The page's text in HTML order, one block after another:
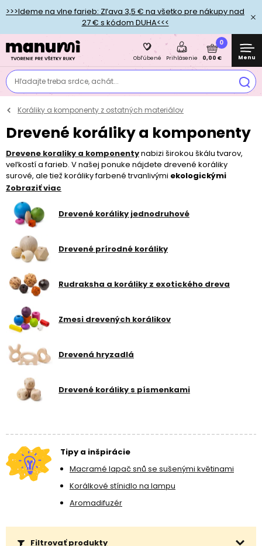
>>>Ideme na vlne farieb: Zľava 3,5 € na všetko pre nákupy nad
27 € s kódom DUHA<<<
Hľadajte treba srdce, achát...
Obľúbené Prihlásenie
0
0,00 € Menu
Koráliky a komponenty z ostatných materiálov
Drevené koráliky a komponenty
Drevene koraliky a komponentynabizi širokou škálu tvarov,
veľkostí a farieb. V našej ponuke nájdete drevené koráliky
surové, ale tiež koráliky farbené trvanlivými ekologickými
farbami. Farebné koráliky sú navyše lakované, aby farba
šperkov, využijete ich pri pedigu aj drôtovaní . Sú vhodné aj pre
deti, ktoré ich vďaka väčším dierkam budú ľahko navliekať na
vlasecči
korálikov oceníte predovšetkým ich
Zobraziť viac
Tipy a inšpirácie
Macramé lapač snů se sušenými květinami
Korálkové stínidlo na lampu
Aromadifuzér
Drevené koráliky jednodruhové
Drevené prírodné koráliky
Rudraksha a koráliky z exotického dreva
Zmesi drevených korálikov
Drevená hryzadlá
Drevené koráliky s písmenkami
Filtrovať produkty